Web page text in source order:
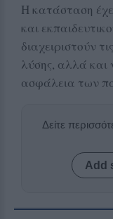
Η κατάσταση
και
διαχειριστούν
λύσης, αλλά και
ασφάλεια των
Δείτε
Add